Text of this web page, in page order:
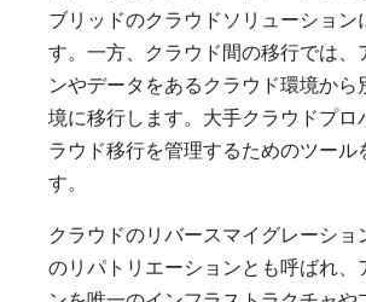
ブリッドのクラウドソリューション
す。一方、クラウド間の移行では、
ンやデータをあるクラウド環境から
境に移行します。大手クラウドプロ
ラウド移行を管理するためのツール
す。
クラウドのリバースマイグレーショ
のリパトリエーションとも呼ばれ、